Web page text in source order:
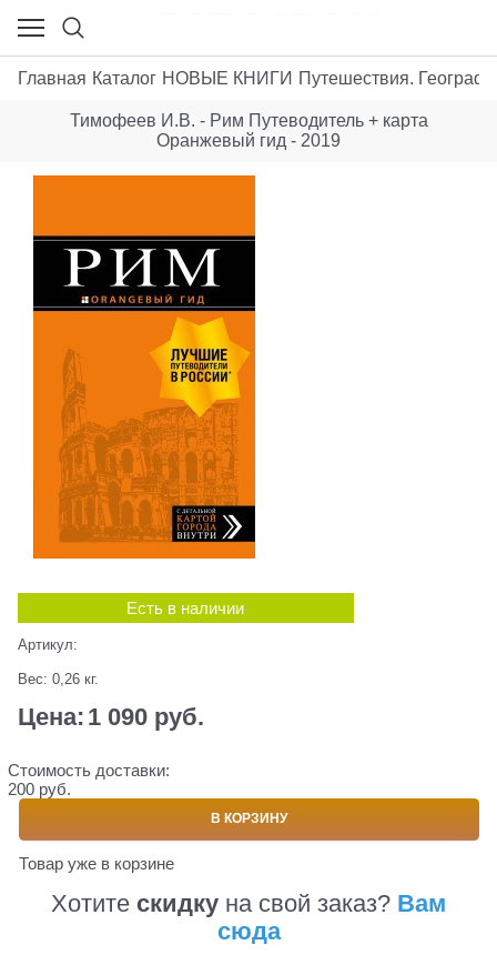
Главная Каталог НОВЫЕ КНИГИ Путешествия.
Тимофеев И.В. - Рим Путеводитель + карта
Оранжевый гид - 2019
Есть в наличии
Артикул:
Вес: 0,26 кг.
Цена: 1 090 руб.
Стоимость доставки:
200 руб.
В КОРЗИНУ
Товар уже в корзине
Хотите скидку на свой заказ? Вам
сюда